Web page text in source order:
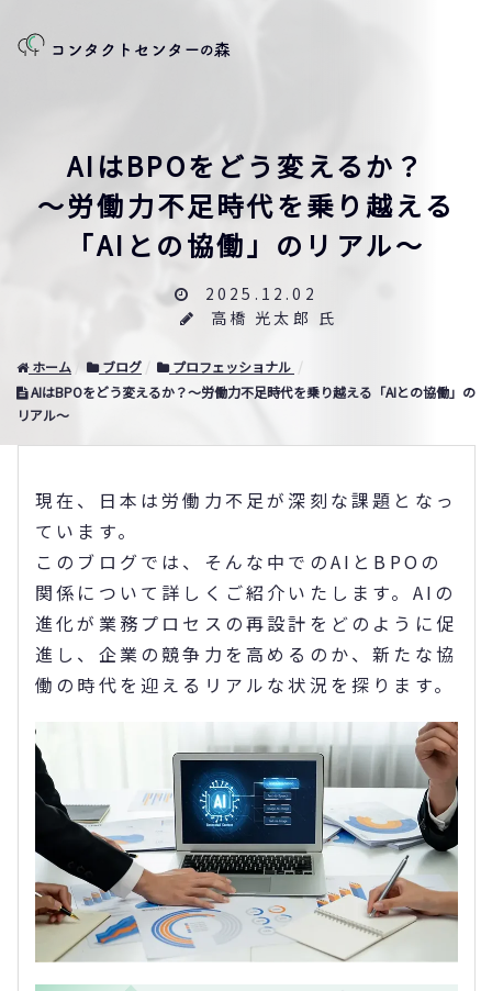
AIはBPOをどう変えるか？
〜労働力不足時代を乗り越える
「AIとの協働」のリアル〜
2025.12.02
高橋 光太郎 氏
ホーム ブログ
プロフェッショナル
AIはBPOをどう変えるか？〜労働力不足時代を乗り越える「AIとの協働」の
リアル〜
現在、日本は労働力不足が深刻な課題となっ
ています。
このブログでは、そんな中でのAIとBPOの
関係について詳しくご紹介いたします。AIの
進化が業務プロセスの再設計をどのように促
進し、企業の競争力を高めるのか、新たな協
働の時代を迎えるリアルな状況を探ります。